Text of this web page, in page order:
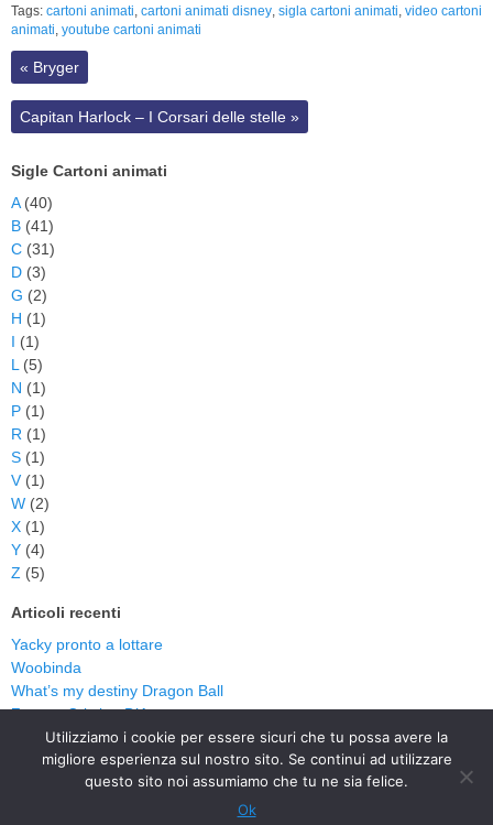
Tags: cartoni animati cartoni animati disney sigla cartoni animati video cartoni
animati youtube cartoni animati
« Bryger
Capitan Harlock – I Corsari delle stelle »
Sigle Cartoni animati
A(40)
B (41)
C (31)
D (3)
G (2)
H (1)
I (1)
L (5)
N (1)
P (1)
R (1)
S (1)
V (1)
W (2)
X (1)
Y (4)
Z (5)
Articoli recenti
Yacky pronto a lottare
Woobinda
What’s my destiny Dragon Ball
Zorro – Cristina D’Avena
ZorroUtilizziamo i cookie per essere sicuri che tu possa avere la
migliore esperienza sul nostro sito. Se continui ad utilizzare
questo sito noi assumiamo che tu ne sia felice.
Ok